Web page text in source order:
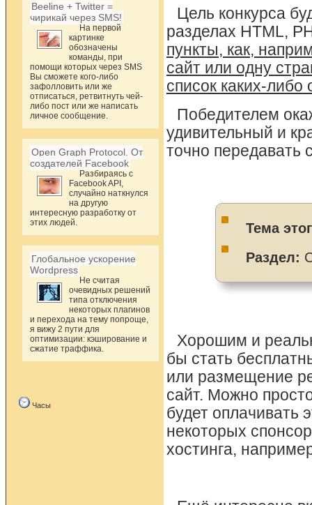
Beeline + Twitter =
чирикай через SMS!
На первой
картинке
обозначены
команды, при
помощи которых через SMS
Вы сможете кого-либо
зафолловить или же
отписаться, ретвитнуть чей-
либо пост или же написать
личное сообщение.
Open Graph Protocol. От
создателей Facebook
Разбираясь с
Facebook API,
случайно наткнулся
на другую
интересную разработку от
этих людей.
Глобальное ускорение
Wordpress
Не считая
очевидных решений
типа отключения
некоторых плагинов
и перехода на тему попроще,
я вижу 2 пути для
оптимизации: кэширование и
сжатие траффика.
Часы
Цель конкурса
разделах HTML,
пункты, как,
сайт или одну
список каких-либо
Победителем
удивительный и
точно передавать
Тема
Раздел:
Хорошим и
бы стать
или размещение
сайт. Можно
будет оплачивать
некоторых
хостинга,